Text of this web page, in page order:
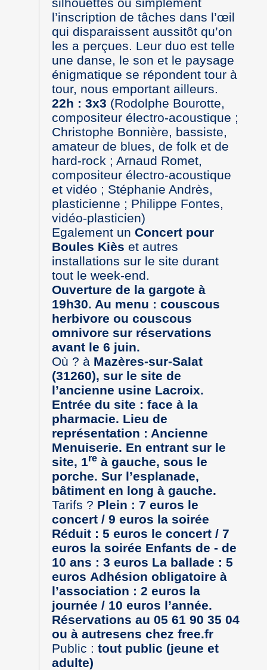
l’inscription de tâches dans l’œil
qui disparaissent aussitôt qu’on
les a perçues. Leur duo est telle
une danse, le son et le paysage
énigmatique se répondent tour à
tour, nous emportant ailleurs.
22h : 3x3 (Rodolphe Bourotte,
compositeur électro-acoustique ;
Christophe Bonnière, bassiste,
amateur de blues, de folk et de
hard-rock ; Arnaud Romet,
compositeur électro-acoustique
et vidéo ; Stéphanie Andrès,
plasticienne ; Philippe Fontes,
vidéo-plasticien)
Egalement un Concert pour
Boules Kiès et autres
installations sur le site durant
tout le week-end.
Ouverture de la gargote à
19h30. Au menu : couscous
herbivore ou couscous
omnivore sur réservations
avant le 6 juin.
Où ? àMazères-sur-Salat
(31260), sur le site de
l’ancienne usine Lacroix.
Entrée du site : face à la
pharmacie. Lieu de
représentation : Ancienne
Menuiserie. En entrant sur le
site, 1reà gauche, sous le
porche. Sur l’esplanade,
bâtiment en long à gauche.
Tarifs ? Plein : 7 euros le
concert / 9 euros la soirée
Réduit : 5 euros le concert / 7
euros la soirée Enfants de - de
10 ans : 3 euros La ballade : 5
euros Adhésion obligatoire à
l’association : 2 euros la
journée / 10 euros l’année.
Réservations au 05 61 90 35 04
ou à autresens chez free.fr
Public : tout public (jeune et
adulte)